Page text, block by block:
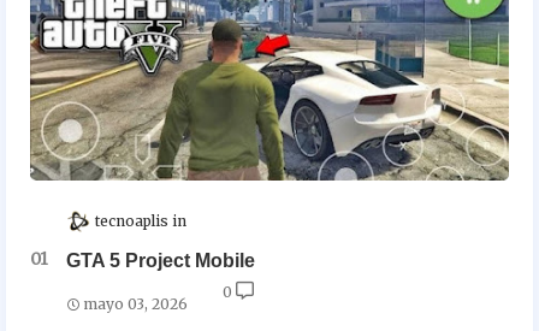
tecnoaplis
GTA 5 Project Mobile
mayo 03, 2026
0